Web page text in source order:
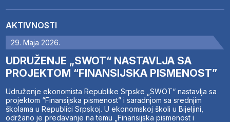
AKTIVNOSTI
29. Maja 2026.
UDRUŽENJE „SWOT“ NASTAVLJA SA
PROJEKTOM “FINANSIJSKA PISMENOST”
Udruženje ekonomista Republike Srpske „SWOT“ nastavlja sa
projektom “Finansijska pismenost” i saradnjom sa srednjim
školama u Republici Srpskoj. U ekonomskoj školi u Bijeljini,
održano je predavanje na temu „Finansijska pismenost i